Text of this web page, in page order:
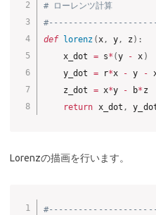
# ローレンツ計算
def
lorenz (x, y, z ) :
    x_dot
= s* (y - x )
    y_dot
= r*x - y -
    z_dot
= x*y - b* z
return x_dot ,
Lorenzの描画を行います。